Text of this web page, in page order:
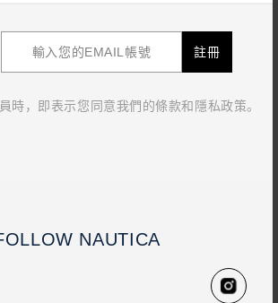
註冊
時，即表示您同意我們的條款和隱私政策。
NAUTICA